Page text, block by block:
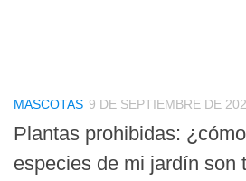
MASCOTAS 9 DE SEPTIEMBRE DE
Plantas prohibidas:
especies de mi jardín son